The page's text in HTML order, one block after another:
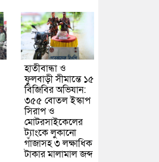
হাতীবান্ধা ও
ফুলবাড়ী সীমান্তে ১৫
বিজিবির অভিযান:
৩৫৫ বোতল ইস্কাপ
সিরাপ ও
মোটরসাইকেলের
ট্যাংকে লুকানো
গাঁজাসহ ৩ লক্ষাধিক
টাকার মালামাল জব্দ